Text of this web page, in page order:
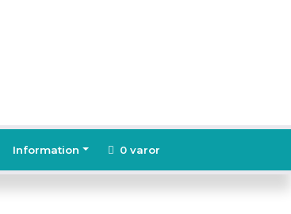
Information 0 varor